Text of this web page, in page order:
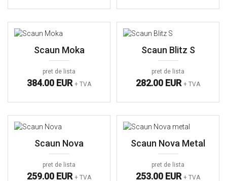
Scaun Moka
pret de lista
384.00 EUR + TVA
Scaun Blitz S
pret de lista
282.00 EUR + TVA
Scaun Nova
pret de lista
259.00 EUR + TVA
Scaun Nova Metal
pret de lista
253.00 EUR + TVA